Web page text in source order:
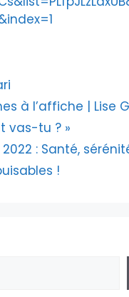
à l’affiche | Lise
vas-tu ? »
: Santé,
!